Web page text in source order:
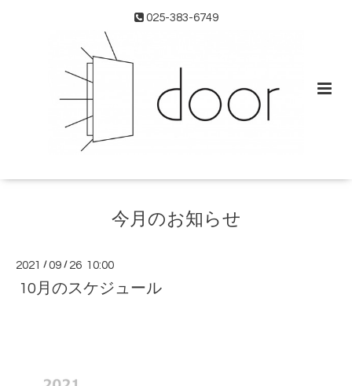
025-383-6749
今月のお知らせ
2021 /09 / 26 10:00
10月のスケジュール